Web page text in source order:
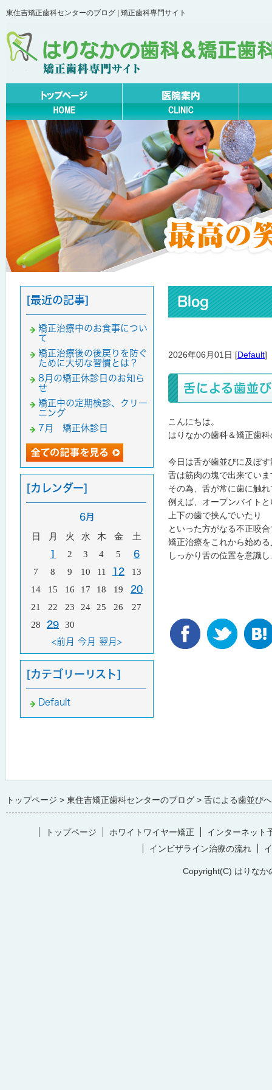
東住吉矯正歯科センターのブログ | 矯正歯科専門サイト
Blog
2026年06月01日 [Default]
舌による歯並
こんにちは。
はりなかの歯科＆矯正歯
今日は舌が歯並びに及ぼ
舌は筋肉の塊で出来ていま
その為、舌が常に歯に触
例えば、オープンバイト
上下の歯で挟んでいたり
といった方がなる不正咬
矯正治療をこれから始め
しっかり舌の位置を意識
[最近の記事]
矯正治療中のお食事につい
て
矯正治療後の後戻りを防ぐ
ために大切な習慣とは？
8月の矯正休診日のお知ら
せ
矯正中の定期検診、クリー
ニング
7月 矯正休診日
[カレンダー]
6月
日 月 火 水 木 金 土
1 2 3 4 5 6
7 8 9 10 11 12
13
14
15 16 17 18 19 20
21 22 23 24 25 26
27
28
29 30
<前月 今月 翌月>
[カテゴリーリスト]
Default
トップページ 東住吉矯正歯科センターのブログ 舌による歯並び
トップページ ホワイトワイヤー矯正
インターネット
インビザライン治療の流れ
Copyright(C) はりなか